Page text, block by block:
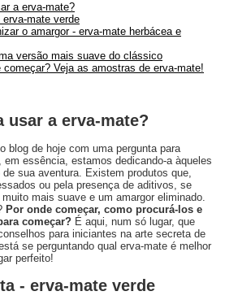
a erva-mate?
mate verde
o amargor - erva-mate herbácea e
versão mais suave do clássico
começar? Veja as amostras de erva-mate!
usar a erva-mate?
blog de hoje com uma pergunta para
essência, estamos dedicando-a àqueles
sua aventura. Existem produtos que,
ou pela presença de aditivos, se
mais suave e um amargor eliminado.
Por onde começar, como procurá-los e
começar? É aqui, num só lugar, que
para iniciantes na arte secreta de
se perguntando qual erva-mate é melhor
perfeito!
- erva-mate verde